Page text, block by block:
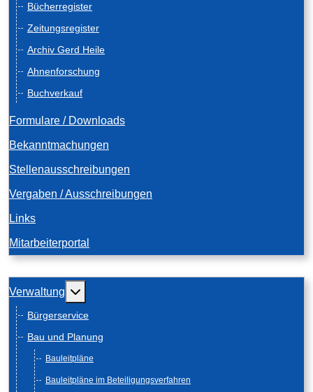
Bücherregister
Zeitungsregister
Archiv Gerd Heile
Ahnenforschung
Buchverkauf
Formulare / Downloads
Bekanntmachungen
Stellenausschreibungen
Vergaben / Ausschreibungen
Links
Mitarbeiterportal
Verwaltung Weitere Informationen: Verwaltung
Bürgerservice
Bau und Planung
Bauleitpläne
Bauleitpläne im Beteiligungsverfahren